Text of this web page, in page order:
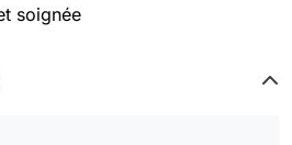
soignée